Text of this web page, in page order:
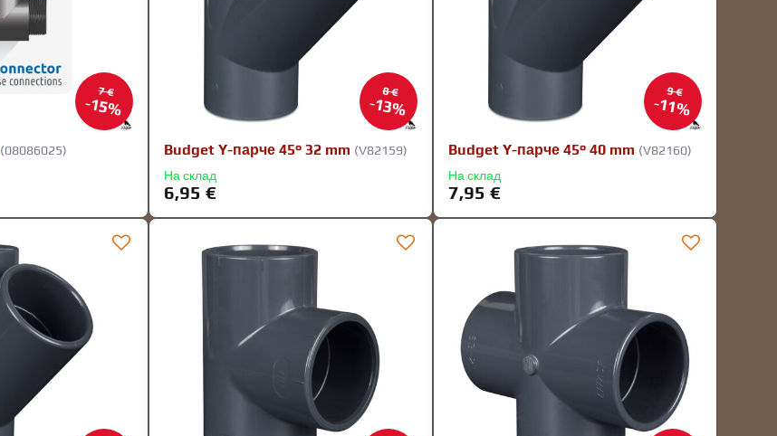
7 €
15%
(08086025)
8 €
13%
Budget Y-парче 45° 32 mm (V82159)
На склад
6,95 €
9 €
11%
Budget Y-парче 45° 40 mm (V82160)
На склад
7,95 €